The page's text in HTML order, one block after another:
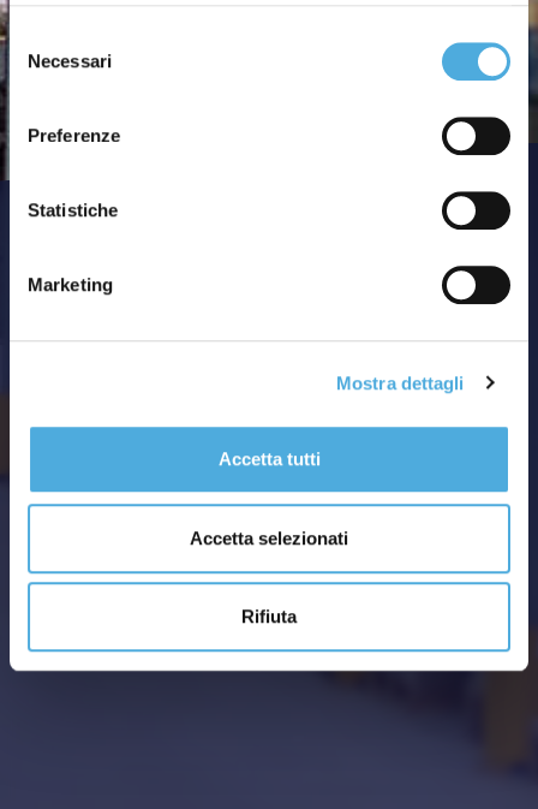
delNecessari
Preferenze
Statistiche
Marketing
Mostra dettagli
Accetta tutti
Accetta selezionati
Rifiuta